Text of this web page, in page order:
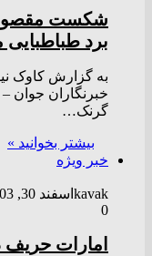
شکست
برد
خبرنگاران
گرنک…
بیشتر بخوانید »
خبر ویژه
kavak اسفند 30, 1403
0
امارات